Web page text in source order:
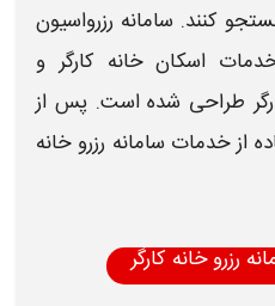
کنند. سامانه رزرواسیون
خدمات اسکانخانه کارگر و
طراحی شده است. پس از
از خدمات سامانه رزرو خانه
رزرو خانه کارگر